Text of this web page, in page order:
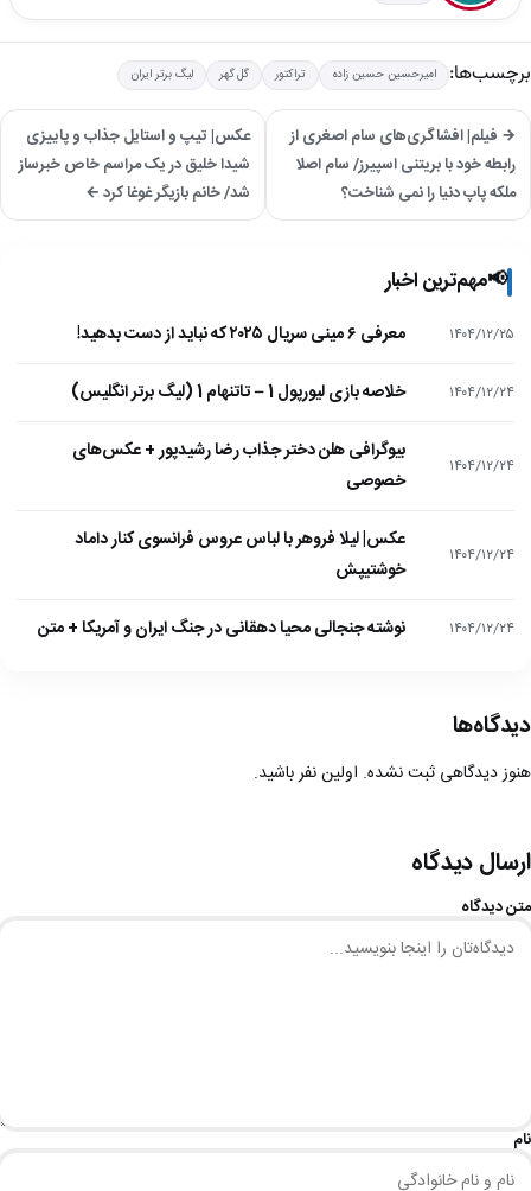
برچسب‌ها: امیرحسین حسین زاده تراکتور گل گهر لیگ برتر ایران
→ فیلم| افشاگری‌های سام اصغری از
رابطه خود با بریتنی اسپیرز/ سام اصلا
ملکه پاپ دنیا را نمی شناخت؟
عکس| تیپ و استایل جذاب و پاییزی
شیدا خلیق در یک مراسم خاص خبرساز
شد/ خانم بازیگر غوغا کرد ←
📢مهم‌ترین اخبار
۱۴۰۴/۱۲/۲۵ معرفی ۶ مینی سریال ۲۰۲۵ که نباید از دست بدهید!
۱۴۰۴/۱۲/۲۴ خلاصه بازی لیورپول 1 – تاتنهام 1 (لیگ برتر انگلیس)
۱۴۰۴/۱۲/۲۴
بیوگرافی هلن دختر جذاب رضا رشیدپور + عکس‌های
خصوصی
۱۴۰۴/۱۲/۲۴
عکس| لیلا فروهر با لباس عروس فرانسوی کنار داماد
خوشتیپش
۱۴۰۴/۱۲/۲۴ نوشته جنجالی محیا دهقانی در جنگ ایران و آمریکا + متن
دیدگاه‌ها
هنوز دیدگاهی ثبت نشده. اولین نفر باشید.
ارسال دیدگاه
متن دیدگاه
نام